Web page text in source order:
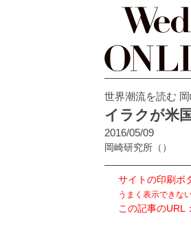
世界潮流を読む
イラクが米
2016/05/09
岡崎研究所 （）
サイトの印刷ボ
うまく表示できな
この記事のURL：